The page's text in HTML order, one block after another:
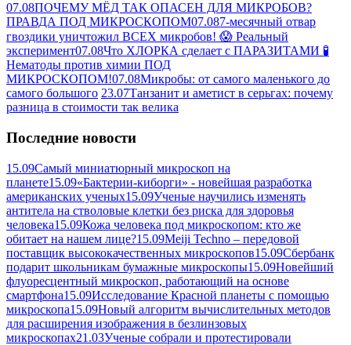
07.08ПОЧЕМУ МЁД ТАК ОПАСЕН ДЛЯ МИКРОБОВ?
ПРАВДА ПОД МИКРОСКОПОМ07.087-месячный отвар
гвоздики уничтожил ВСЕХ микробов! 😱 Реальный
эксперимент07.08Что ХЛОРКА сделает с ПАРАЗИТАМИ 🧪
Нематоды против химии ПОД
МИКРОСКОПОМ!07.08Микробы: от самого маленького до
самого большого 23.07Танзанит и аметист в серьгах: почему
разница в стоимости так велика
Последние новости
15.09Самый миниатюрный микроскоп на
планете15.09«Бактерии-киборги» - новейшая разработка
американских ученых15.09Ученые научились изменять
антитела на стволовые клетки без риска для здоровья
человека15.09Кожа человека под микроскопом: кто же
обитает на нашем лице?15.09Meiji Techno – передовой
поставщик высококачественных микроскопов15.09Сбербанк
подарит школьникам бумажные микроскопы15.09Новейший
флуоресцентный микроскоп, работающий на основе
смартфона15.09Исследование Красной планеты с помощью
микроскопа15.09Новый алгоритм вычислительных методов
для расширения изображения в безлинзовых
микроскопах21.03Ученые собрали и протестировали